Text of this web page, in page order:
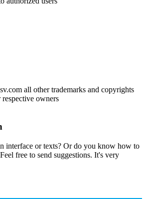
all other trademarks and copyrights
owners
interface or texts? Or do you know how to
free to send suggestions. It's very